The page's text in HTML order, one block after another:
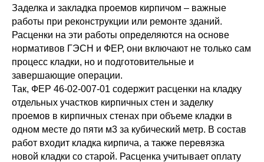
Заделка и закладка проемов кирпичом – важные
работы при реконструкции или ремонте зданий.
Расценки на эти работы определяются на основе
нормативов ГЭСН и ФЕР, они включают не только сам
процесс кладки, но и подготовительные и
завершающие операции.
Так, ФЕР 46-02-007-01 содержит расценки на кладку
отдельных участков кирпичных стен и заделку
проемов в кирпичных стенах при объеме кладки в
одном месте до пяти м3 за кубический метр. В состав
работ входит кладка кирпича, а также перевязка
новой кладки со старой. Расценка учитывает оплату